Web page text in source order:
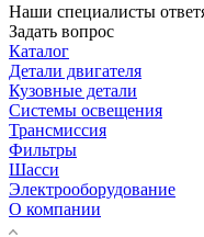
Наши специалисты
Задать вопрос
Каталог
Детали двигателя
Кузовные детали
Системы освещения
Трансмиссия
Фильтры
Шасси
Электрооборудование
О компании